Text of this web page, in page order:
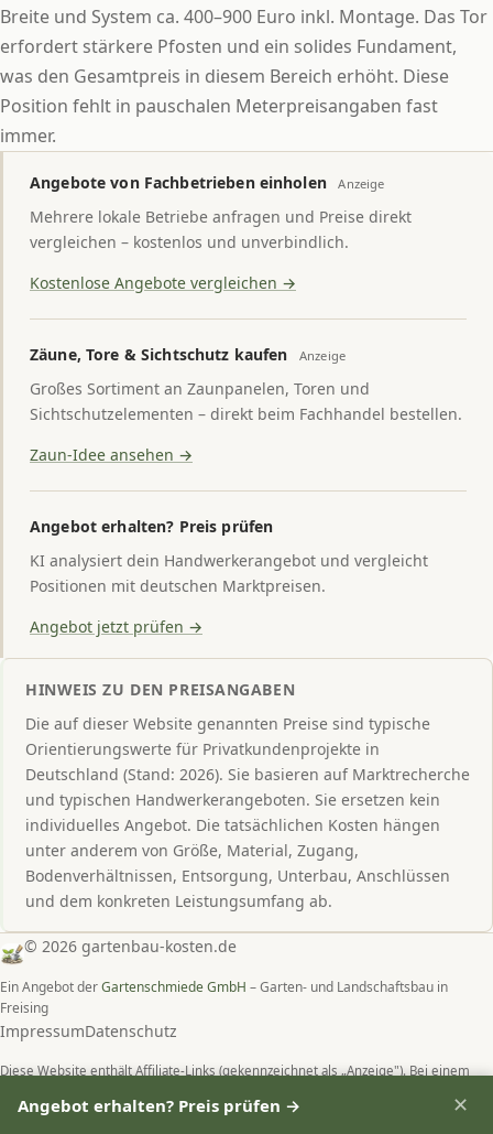
Breite und System ca. 400–900 Euro inkl. Montage. Das Tor
erfordert stärkere Pfosten und ein solides Fundament,
was den Gesamtpreis in diesem Bereich erhöht. Diese
Position fehlt in pauschalen Meterpreisangaben fast
immer.
Angebote von Fachbetrieben einholen Anzeige
Mehrere lokale Betriebe anfragen und Preise direkt
vergleichen – kostenlos und unverbindlich.
Kostenlose Angebote vergleichen →
Zäune, Tore & Sichtschutz kaufen Anzeige
Großes Sortiment an Zaunpanelen, Toren und
Sichtschutzelementen – direkt beim Fachhandel bestellen.
Zaun-Idee ansehen →
Angebot erhalten? Preis prüfen
KI analysiert dein Handwerkerangebot und vergleicht
Positionen mit deutschen Marktpreisen.
Angebot jetzt prüfen →
HINWEIS ZU DEN PREISANGABEN
Die auf dieser Website genannten Preise sind typische
Orientierungswerte für Privatkundenprojekte in
Deutschland (Stand: 2026). Sie basieren auf Marktrecherche
und typischen Handwerkerangeboten. Sie ersetzen kein
individuelles Angebot. Die tatsächlichen Kosten hängen
unter anderem von Größe, Material, Zugang,
Bodenverhältnissen, Entsorgung, Unterbau, Anschlüssen
und dem konkreten Leistungsumfang ab.
© 2026 gartenbau-kosten.de
Ein Angebot derGartenschmiede GmbH – Garten- und Landschaftsbau in
Freising
ImpressumDatenschutz
Diese Website enthält Affiliate-Links (gekennzeichnet als „Anzeige"). Bei einem
Mehrkosten.
Angebot erhalten? Preis prüfen → ✕